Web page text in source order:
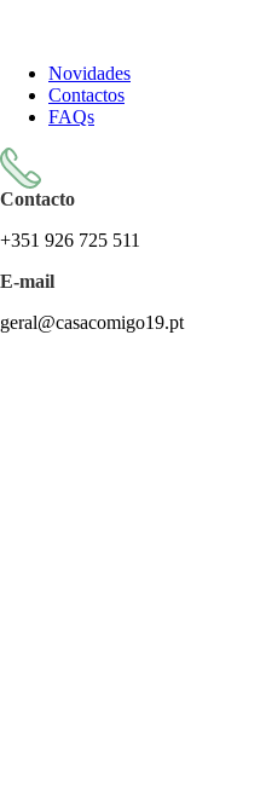
Novidades
Contactos
FAQs
Contacto
+351 926 725 511
E-mail
geral@casacomigo19.pt